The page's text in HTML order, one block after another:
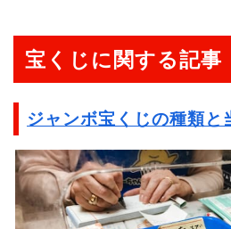
宝くじに関する記事
ジャンボ宝くじの種類と